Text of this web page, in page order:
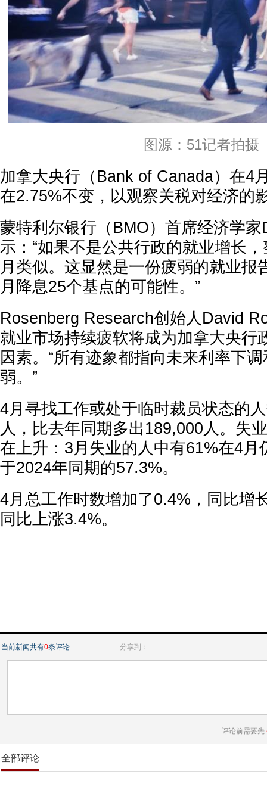
图源：51记者拍摄
加拿大央行（Bank of Canada）在4
在2.75%不变，以观察关税对经济的
蒙特利尔银行（BMO）首席经济学
示：“如果不是公共行政的就业增长
月类似。这显然是一份疲弱的就业报
月降息25个基点的可能性。”
Rosenberg Research创始人David
就业市场持续疲软将成为加拿大央行
因素。“所有迹象都指向未来利率下
弱。”
4月寻找工作或处于临时裁员状态的
人，比去年同期多出189,000人。失
在上升：3月失业的人中有61%在4月
于2024年同期的57.3%。
4月总工作时数增加了0.4%，同比增
同比上涨3.4%。
当前新闻共有0条评论 分享到：
评论前需要先
全部评论